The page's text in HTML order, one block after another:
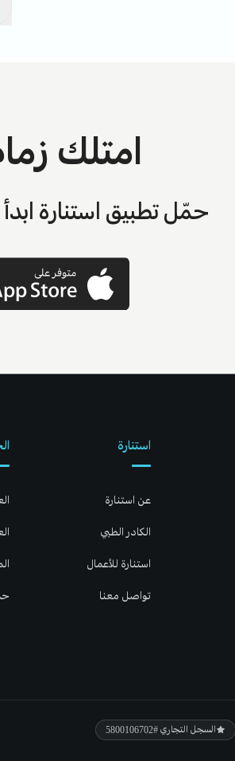
امتلك
حمّل تطبيق استنارة
استنارة
عن استنارة
الكادر الطبي
استنارة للأعمال
تواصل معنا
السجل التجاري #5800106702